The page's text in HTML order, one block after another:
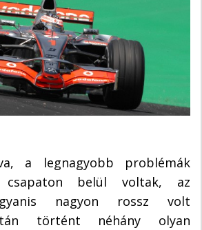
a legnagyobb problémák
csapaton belül voltak, az
nagyon rossz volt
történt néhány olyan